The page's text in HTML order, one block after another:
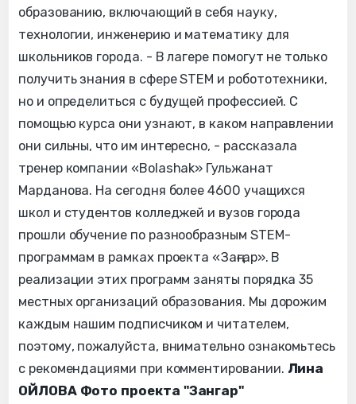
образованию, включающий в себя науку,
технологии, инженерию и математику для
школьников города. - В лагере помогут не только
получить знания в сфере STEM и робототехники,
но и определиться с будущей профессией. С
помощью курса они узнают, в каком направлении
они сильны, что им интересно, - рассказала
тренер компании «Bolashak» Гульжанат
Марданова. На сегодня более 4600 учащихся
школ и студентов колледжей и вузов города
прошли обучение по разнообразным STEM-
программам в рамках проекта «Заңғар». В
реализации этих программ заняты порядка 35
местных организаций образования. Мы дорожим
каждым нашим подписчиком и читателем,
поэтому, пожалуйста, внимательно ознакомьтесь
с рекомендациями при комментировании. Лина
ОЙЛОВА Фото проекта "Зангар"